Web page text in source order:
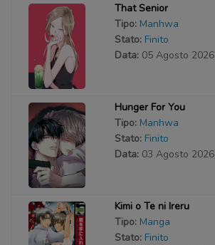
That Senior
Tipo: Manhwa
Stato: Finito
Data: 05 Agosto 2026
Hunger For You
Tipo: Manhwa
Stato: Finito
Data: 03 Agosto 2026
Kimi o Te ni Ireru
Tipo: Manga
Stato: Finito